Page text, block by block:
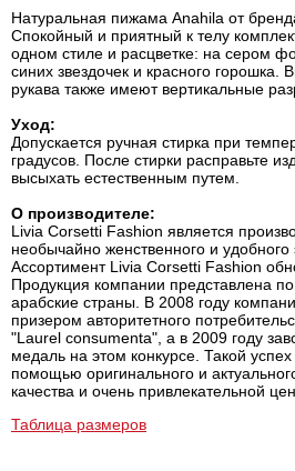
Натуральная пижама Anahila от
Спокойный и приятный к телу
одном стиле и расцветке: на сером
синих звездочек и красного горошка.
рукава также имеют вертикальные
Уход:
Допускается ручная стирка при
градусов. После стирки расправьте
высыхать естественным путем.
О производителе:
Livia Corsetti Fashion является
необычайно женственного и удобного
Ассортимент Livia Corsetti Fashion
Продукция компании представлена
арабские страны. В 2008 году
призером авторитетного
"Laurel consumenta", а в 2009 году
медаль на этом конкурсе. Такой
помощью оригинального и
качества и очень привлекательной
Таблица размеров